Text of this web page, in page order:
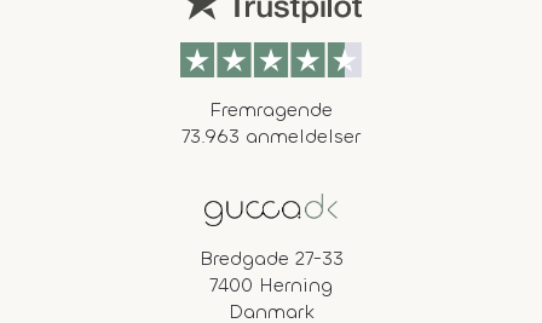
Fremragende
73.963 anmeldelser
Bredgade 27-33
7400 Herning
Danmark